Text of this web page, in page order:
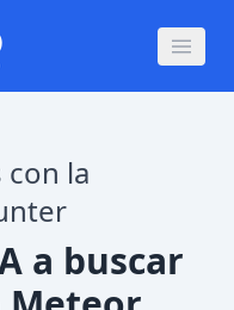
la
a buscar